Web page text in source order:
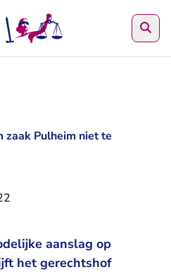
Pulheim niet te
aanslag op
het gerechtshof